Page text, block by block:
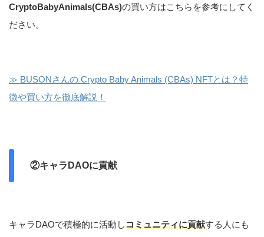
CryptoBabyAnimals(CBAs)の買い方はこちらを参考にしてく
ださい。
≫ BUSONさんの Crypto Baby Animals (CBAs) NFTとは？特
徴や買い方を徹底解説！
②キャラDAOに貢献
キャラDAOで積極的に活動しコミュニティに貢献する人にも